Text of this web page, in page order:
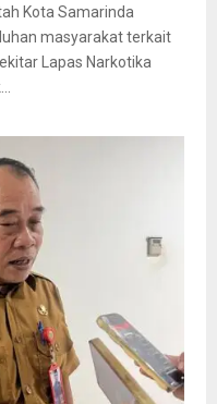
Kota Samarinda
masyarakat terkait
Lapas Narkotika